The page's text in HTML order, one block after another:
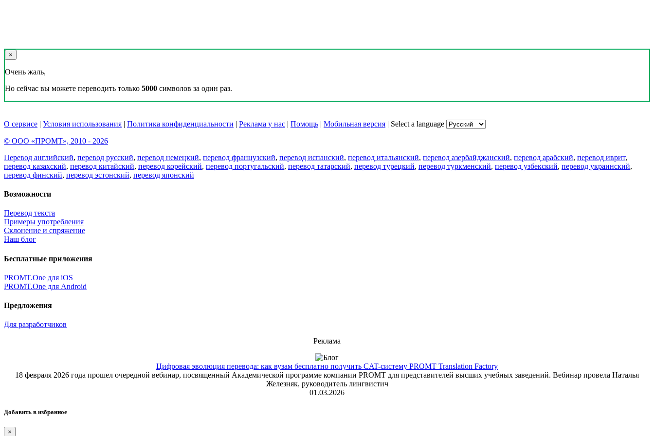
×
Очень жаль,
Но сейчас вы можете переводить только 5000 символов за один раз.
О сервисе | Условия использования | Политика конфиденциальности | Реклама у нас | Помощь | Мобильная версия | Select a language
© ООО «ПРОМТ», 2010 - 2026
Перевод английский, перевод русский, перевод немецкий, перевод французский, перевод испанский, перевод итальянский, перевод азербайджанский, перевод арабский, перевод иврит,
перевод казахский, перевод китайский, перевод корейский, перевод португальский, перевод татарский, перевод турецкий, перевод туркменский, перевод узбекский, перевод украинский,
перевод финский, перевод эстонский, перевод японский
Возможности
Перевод текста
Примеры употребления
Склонение и спряжение
Наш блог
Бесплатные приложения
PROMT.One для iOS
PROMT.One для Android
Предложения
Для разработчиков
Реклама
Цифровая эволюция перевода: как вузам бесплатно получить CAT-систему PROMT Translation Factory
18 февраля 2026 года прошел очередной вебинар, посвященный Академической программе компании PROMT для представителей высших учебных заведений. Вебинар провела Наталья
Железняк, руководитель лингвистич
01.03.2026
Добавить в избранное
×